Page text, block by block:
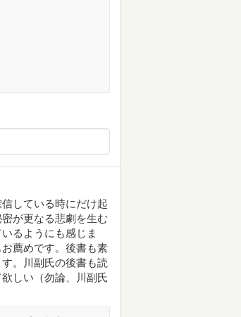
している時にだけ起
が更なる悲劇を生む
るようにも感じま
薦めです。後書も素
。川副氏の後書も読
しい（勿論、川副氏